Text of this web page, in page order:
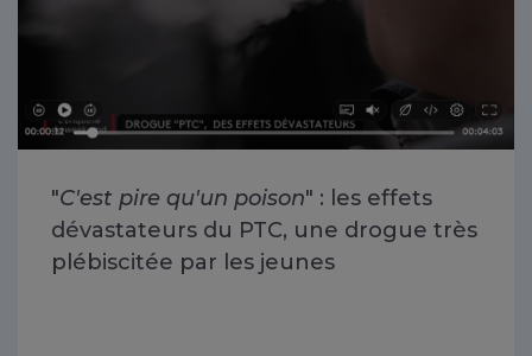
"C'est pire qu'un poison" : les effets
dévastateurs du PTC, une drogue très
plébiscitée par les jeunes